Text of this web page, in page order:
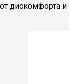
от дискомфорта